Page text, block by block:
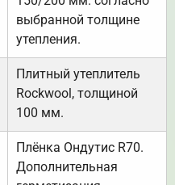
выбранной толщине
утепления.
Плитный утеплитель
Rockwool, толщиной
100 мм.
Плёнка Ондутис R70.
Дополнительная